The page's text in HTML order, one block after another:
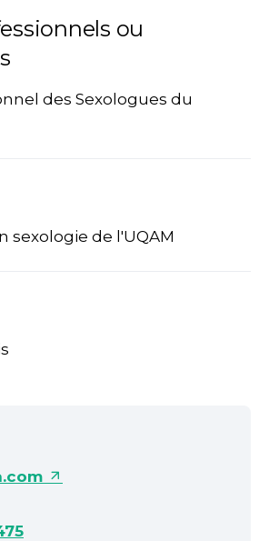
ou
des Sexologues du
sexologie de l'UQAM